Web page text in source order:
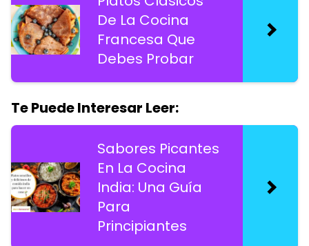
De La Cocina
Francesa Que
Debes Probar
Te Puede Interesar Leer:
Sabores Picantes
En La Cocina
India: Una Guía
Para
Principiantes